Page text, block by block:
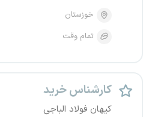
خوزستان
تمام وقت
کارشناس خرید
کیهان فولاد الباجی